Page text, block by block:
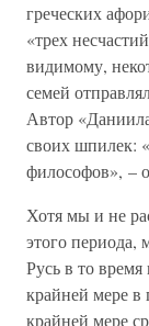
греческих
«трех
видимому,
семей
Автор
своих шпилек:
философов», –
Хотя мы и не
этого периода,
Русь в то
крайней мере в
крайней мере